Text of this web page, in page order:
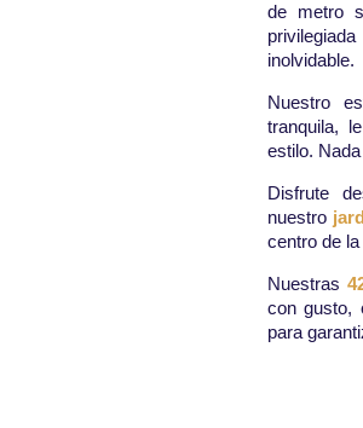
de metro
inolvidable.
Nuestro
tranquila,
estilo.
Disfrute
nuestro
centro de
Nuestras
con gusto,
para